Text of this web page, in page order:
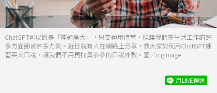
ChatGPT可以說是「神通廣大」，只要運用得當，能讓我們在生活工作的許
多方面節省許多力氣。近日就有人在網路上分享，教大家如何用ChatGPT練
習英文口說，讓我們不用再找貴參參的口說外教。圖／ingimage
用LINE傳送